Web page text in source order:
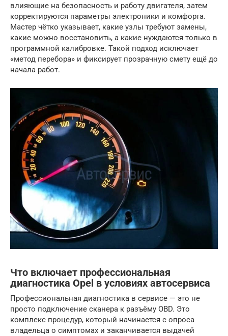
влияющие на безопасность и работу двигателя, затем
корректируются параметры электроники и комфорта.
Мастер чётко указывает, какие узлы требуют замены,
какие можно восстановить, а какие нуждаются только в
программной калибровке. Такой подход исключает
«метод перебора» и фиксирует прозрачную смету ещё до
начала работ.
Что включает профессиональная
диагностика Opel в условиях автосервиса
Профессиональная диагностика в сервисе — это не
просто подключение сканера к разъёму OBD. Это
комплекс процедур, который начинается с опроса
владельца о симптомах и заканчивается выдачей